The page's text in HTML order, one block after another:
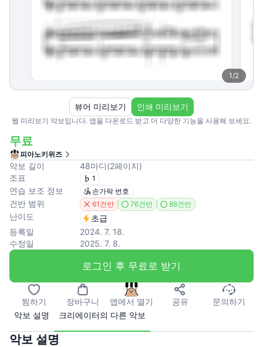
1/2
웹 미리보기 악보입니다. 앱을 다운로드 받고 더 다양한 기능을 사용해 보세요.
뷰어 미리보기 인쇄 미리보기
무료
피아노키위즈
악보 길이 48마디(2페이지)
조표
1
연습 보조 정보 손가락 번호
건반 범위 61건반 76건반 88건반
난이도
초급
등록일
2024. 7. 18.
수정일
2025. 7. 8.
로그인 후 무료로 받기
찜하기 장바구니 앱에서 열기 공유
문의하기
악보 설명
크리에이터의 다른 악보
악보 설명